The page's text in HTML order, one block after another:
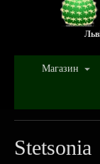
Магазин
Stetsonia